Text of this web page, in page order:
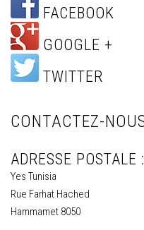
FACEBOOK
GOOGLE +
TWITTER
CONTACTEZ-
ADRESSE POSTALE :
Yes Tunisia
Rue Farhat Hached
Hammamet 8050